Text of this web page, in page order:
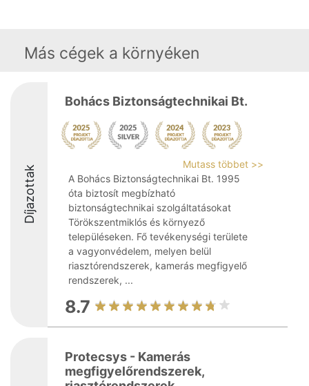
Más cégek a környéken
Díjazottak
Bohács Biztonságtechnikai Bt.
Mutass többet >>
A Bohács Biztonságtechnikai Bt. 1995
óta biztosít megbízható
biztonságtechnikai szolgáltatásokat
Törökszentmiklós és környező
településeken. Fő tevékenységi területe
a vagyonvédelem, melyen belül
riasztórendszerek, kamerás megfigyelő
rendszerek, ...
8.7
Protecsys - Kamerás
megfigyelőrendszerek,